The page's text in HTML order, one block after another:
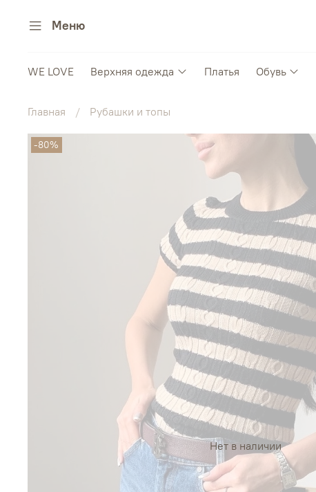
Меню
WE LOVE Верхняя одежда Платья Обувь
Главная Рубашки и топы
Нет в наличии
-80%